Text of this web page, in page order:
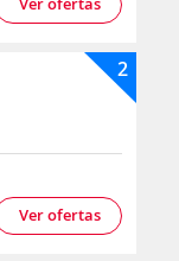
2
Ver ofertas